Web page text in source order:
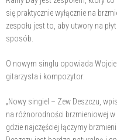
się praktycznie wyłącznie na
zespołu jest to, aby utwory na
sposób.
O nowym singlu opowiada
gitarzysta i kompozytor:
„Nowy singiel – Zew Deszczu,
na różnorodności brzmieniowej
gdzie najczęściej łączymy